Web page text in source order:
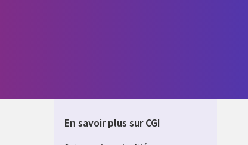
En savoir plus sur CGI